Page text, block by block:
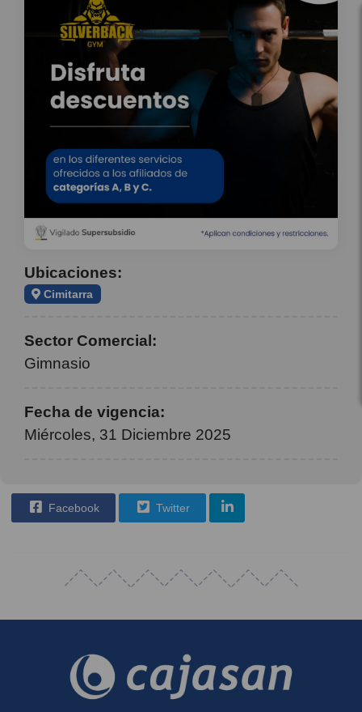
Ubicaciones:
Cimitarra
Sector Comercial:
Gimnasio
Fecha de vigencia:
Miércoles, 31 Diciembre 2025
Facebook Twitter